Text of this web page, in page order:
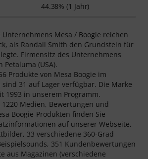
44.38% (1 Jahr)
Mesa / Boogie reichen
als Randall Smith den Grundstein für
Firmensitz des Unternehmens
Petaluma (USA).
Produkte von Mesa Boogie im
sind 31 auf Lager verfügbar. Die Marke
1993 in unserem Programm.
Medien, Bewertungen und
Boogie-Produkten finden Sie
auf unserer Webseite,
33 verschiedene 360-Grad
351 Kundenbewertungen
aus Magazinen (verschiedene